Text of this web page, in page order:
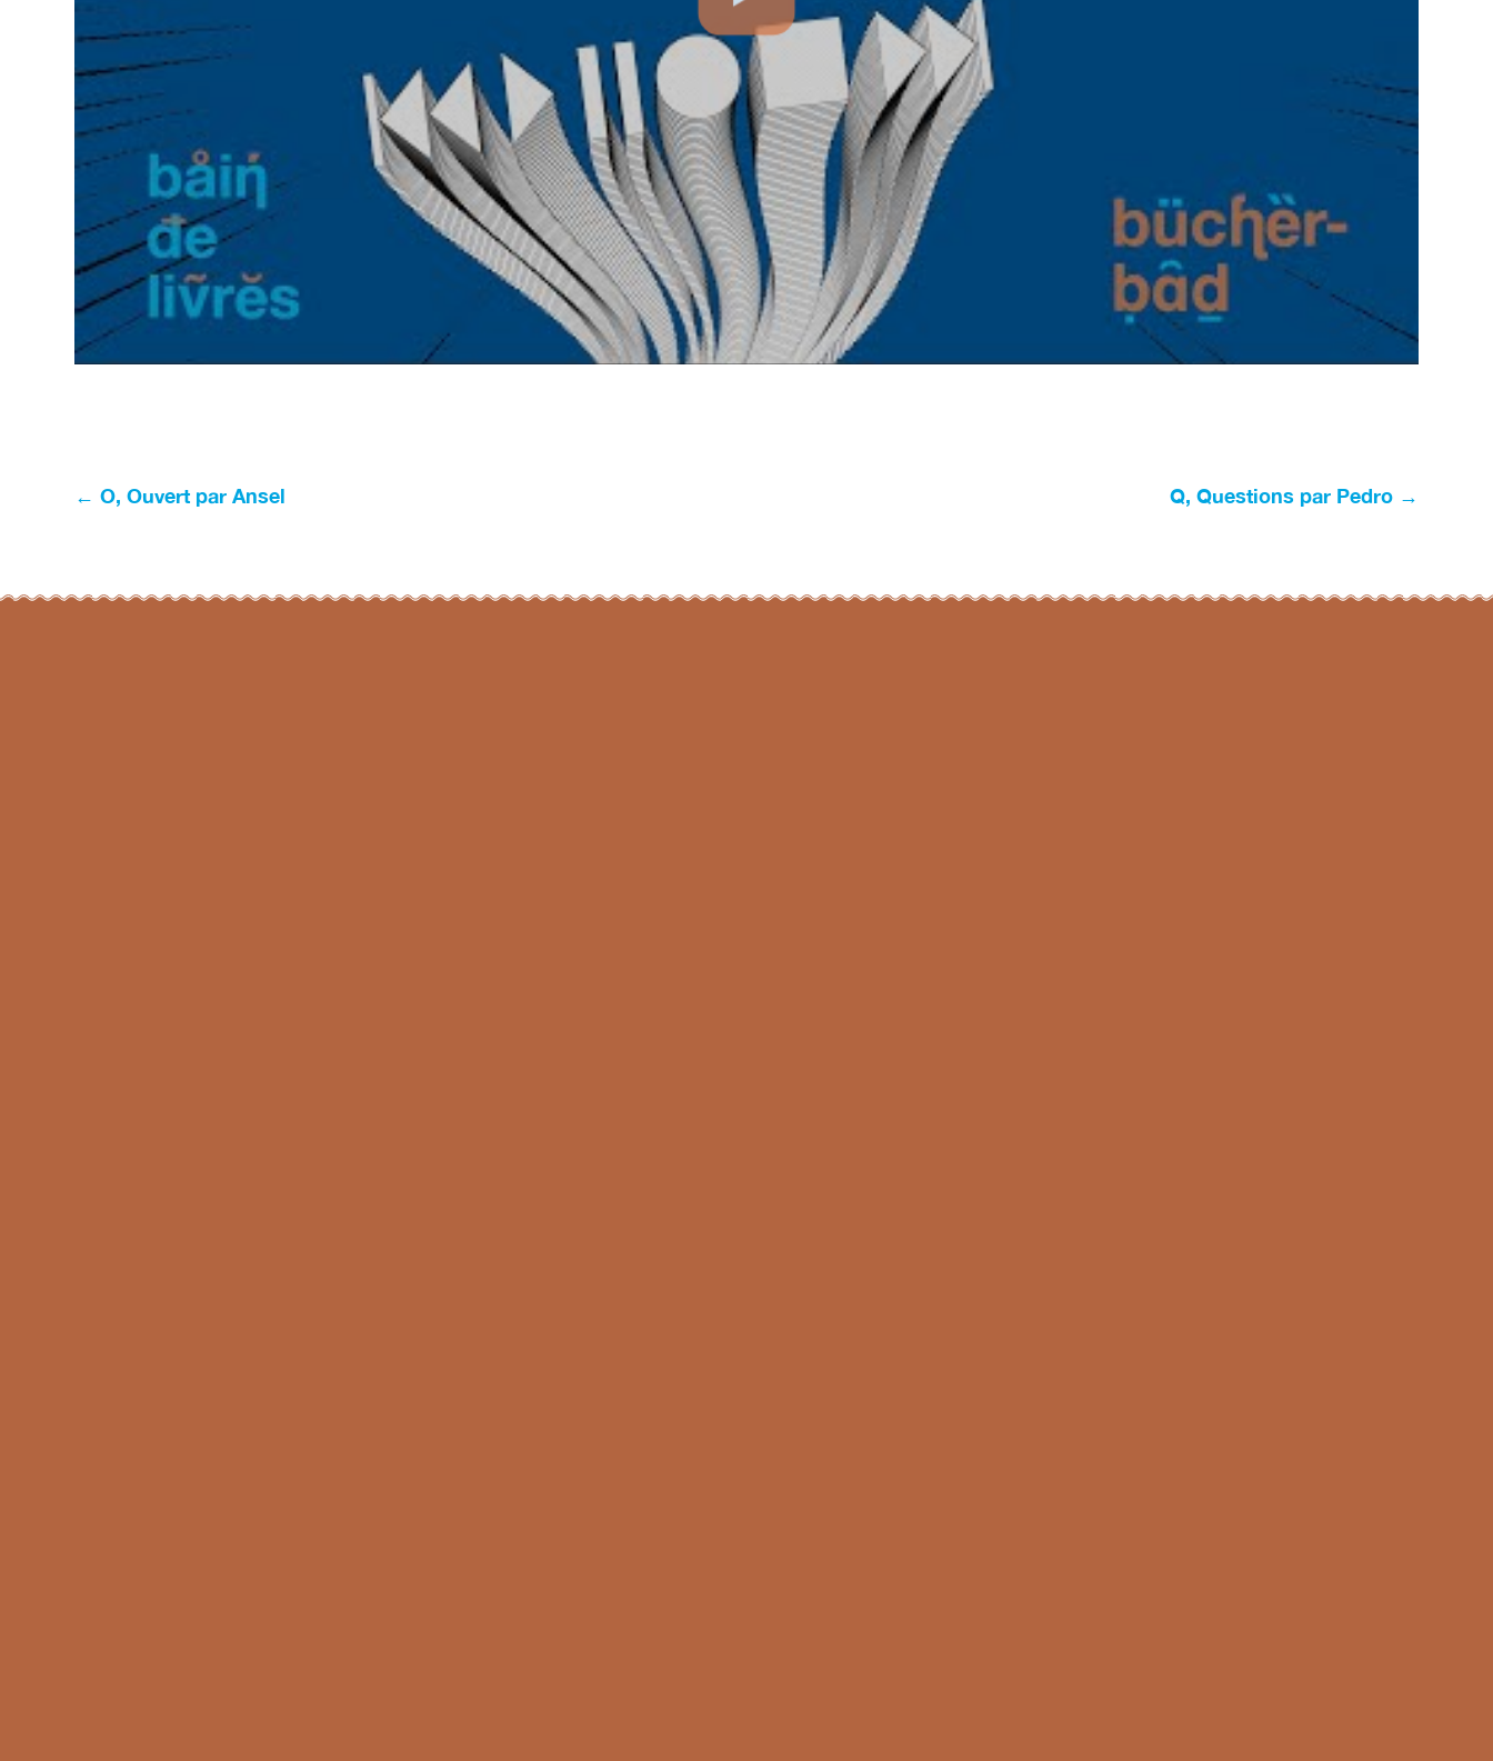
Navigation
← O, Ouvert par Ansel Q, Questions par Pedro →